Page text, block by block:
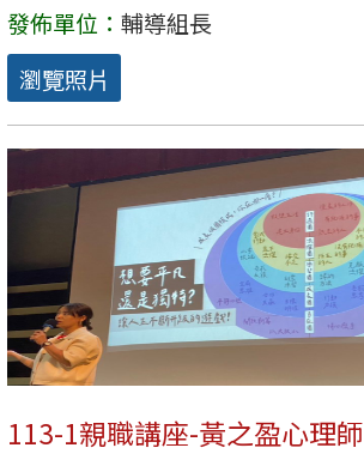
發佈單位： 輔導組長
瀏覽照片
113-1親職講座-黃之盈心理師